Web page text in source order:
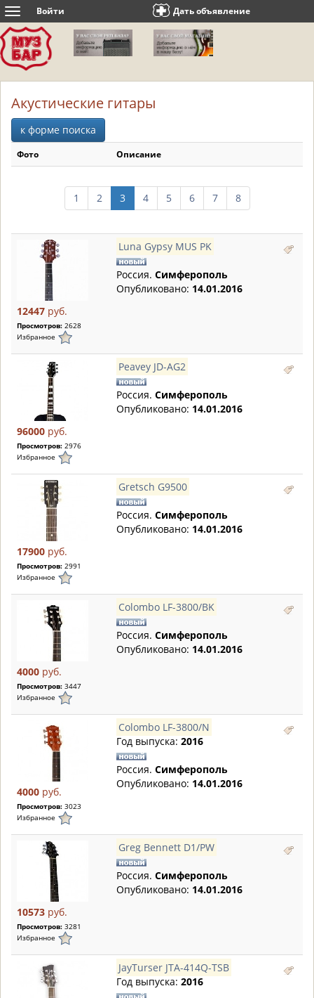
Toggle
navigation
Войти Дать объявление
Акустические гитары
к форме поиска
Фото Описание
1 2 3 4 5 6 7 8
12447 руб.
Просмотров: 2628
Избранное
Luna Gypsy MUS PK
Россия. Симферополь
Опубликовано: 14.01.2016
96000 руб.
Просмотров: 2976
Избранное
Peavey JD-AG2
Россия. Симферополь
Опубликовано: 14.01.2016
17900 руб.
Просмотров: 2991
Избранное
Gretsch G9500
Россия. Симферополь
Опубликовано: 14.01.2016
4000 руб.
Просмотров: 3447
Избранное
Colombo LF-3800/BK
Россия. Симферополь
Опубликовано: 14.01.2016
4000 руб.
Просмотров: 3023
Избранное
Colombo LF-3800/N
Год выпуска: 2016
Россия. Симферополь
Опубликовано: 14.01.2016
10573 руб.
Просмотров: 3281
Избранное
Greg Bennett D1/PW
Россия. Симферополь
Опубликовано: 14.01.2016
JayTurser JTA-414Q-TSB
Год выпуска: 2016